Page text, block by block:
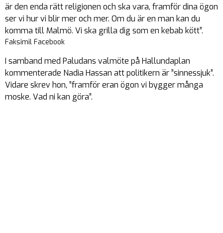
är den enda rätt religionen och ska vara, framför dina ögon
ser vi hur vi blir mer och mer. Om du är en man kan du
komma till Malmö. Vi ska grilla dig som en kebab kött”.
Faksimil Facebook
I samband med Paludans valmöte på Hallundaplan
kommenterade Nadia Hassan att politikern är ”sinnessjuk”.
Vidare skrev hon, ”framför eran ögon vi bygger många
moske. Vad ni kan göra”.